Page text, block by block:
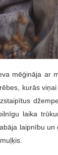
mēģināja ar
kurās
laika
laipnību